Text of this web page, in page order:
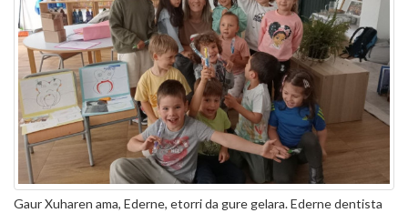
Gaur Xuharen ama, Ederne, etorri da gure gelara. Ederne dentista